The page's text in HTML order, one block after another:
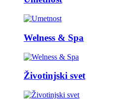
Welness & Spa
Životinjski svet